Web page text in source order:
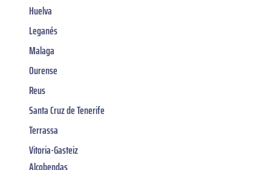
Huelva
Leganés
Malaga
Ourense
Reus
Santa Cruz de Tenerife
Terrassa
Vitoria-Gasteiz